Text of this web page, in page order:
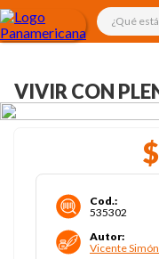
¿Qué
VIVIR CON
$
Cod.:
535302
Autor:
Vicente Simón